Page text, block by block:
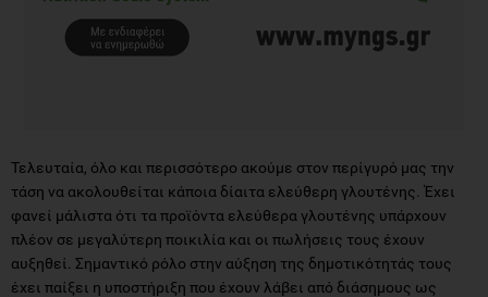
Τελευταία, όλο και περισσότερο ακούμε στον περίγυρό μας την
τάση να ακολουθείται κάποια δίαιτα ελεύθερη γλουτένης. Έχει
φανεί μάλιστα ότι τα προϊόντα ελεύθερα γλουτένης υπάρχουν
πλέον σε μεγαλύτερη ποικιλία και οι πωλήσεις τους έχουν
αυξηθεί. Σημαντικό ρόλο στην αύξηση της δημοτικότητάς τους
έχει παίξει η υποστήριξη που έχουν λάβει από διάσημους ως